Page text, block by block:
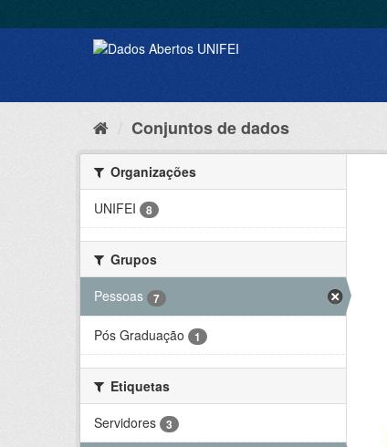
Conjuntos de dados
Organizações
UNIFEI
8
Grupos
Pessoas
7
Pós Graduação 1
Etiquetas
Servidores
3